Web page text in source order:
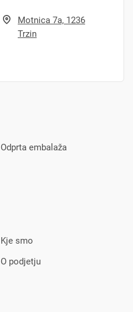
Odprta embalaža
Kje smo
O podjetju
Motnica 7a, 1236
Trzin